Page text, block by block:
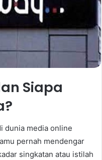
Siapa
dunia media online
pernah mendengar
singkatan atau istilah